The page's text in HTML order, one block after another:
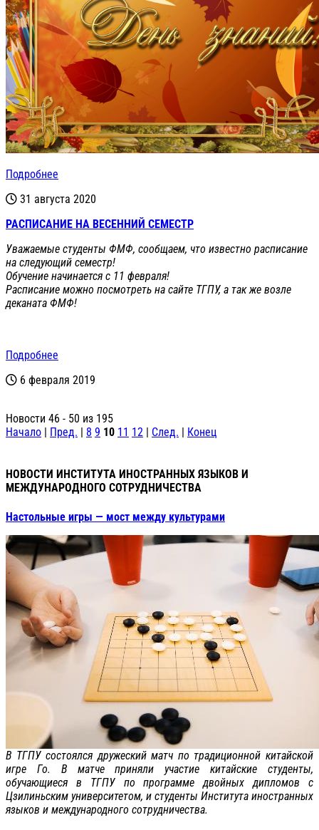
Подробнее
31 августа 2020
РАСПИСАНИЕ НА ВЕСЕННИЙ СЕМЕСТР
Уважаемые студенты ФМФ, сообщаем, что известно расписание
на следующий семестр!
Обучение начинается с 11 февраля!
Расписание можно посмотреть на сайте ТГПУ, а так же возле
деканата ФМФ!
Подробнее
6 февраля 2019
Новости 46 - 50 из 195
Начало | Пред. | 8 9 10 11 12 | След. | Конец
НОВОСТИ ИНСТИТУТА ИНОСТРАННЫХ ЯЗЫКОВ И
МЕЖДУНАРОДНОГО СОТРУДНИЧЕСТВА
Настольные игры — мост между культурами
В ТГПУ состоялся дружеский матч по традиционной китайской
игре Го. В матче приняли участие китайские студенты,
обучающиеся в ТГПУ по программе двойных дипломов с
Цзилиньским университетом, и студенты Института иностранных
языков и международного сотрудничества.